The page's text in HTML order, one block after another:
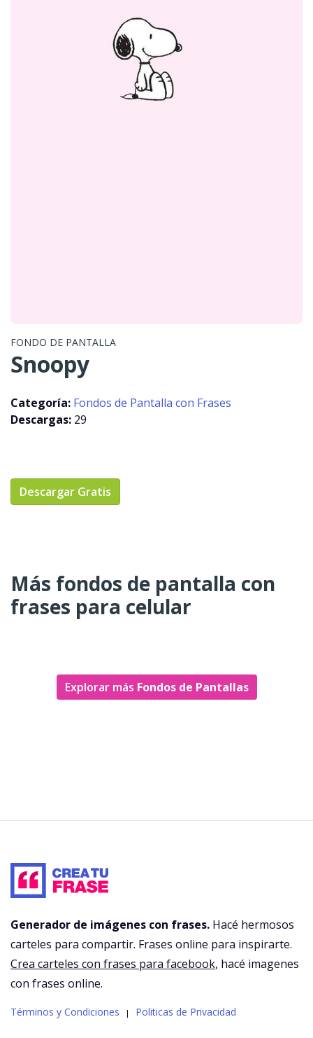
FONDO DE PANTALLA
Snoopy
Categoría: Fondos de Pantalla con Frases
Descargas: 29
Descargar Gratis
Más fondos de pantalla con
frases para celular
Explorar más Fondos de Pantallas
Generador de imágenes con frases. Hacé hermosos
carteles para compartir. Frases online para inspirarte.
Crea carteles con frases para facebook, hacé imagenes
con frases online.
Términos y Condiciones | Politicas de Privacidad